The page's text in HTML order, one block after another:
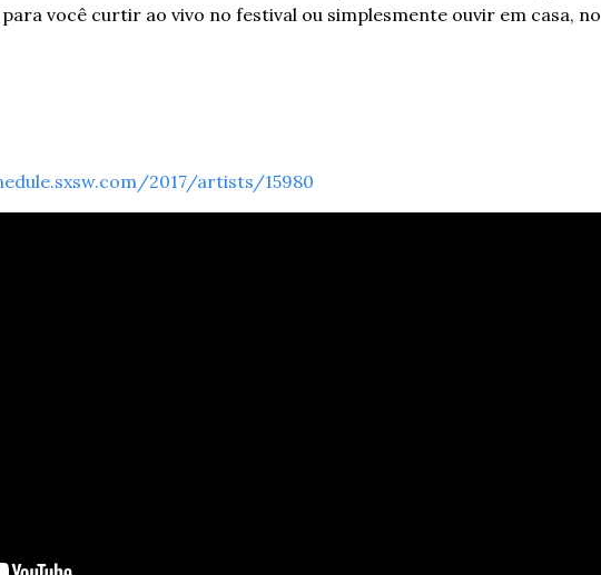
você curtir ao vivo no festival ou simplesmente ouvir em casa, no
2017/artists/15980